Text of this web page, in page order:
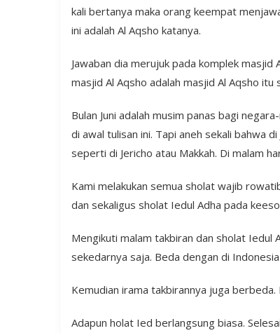
kali bertanya maka orang keempat
ini adalah Al Aqsho katanya.
Jawaban dia merujuk pada komplek
masjid Al Aqsho adalah masjid Al Aqsho
Bulan Juni adalah musim panas bagi
di awal tulisan ini. Tapi aneh sekali bahwa
seperti di Jericho atau Makkah. Di malam
Kami melakukan semua sholat wajib
dan sekaligus sholat Iedul Adha pada
Mengikuti malam takbiran dan sholat Iedul
sekedarnya saja. Beda dengan di
Kemudian irama takbirannya juga
Adapun holat Ied berlangsung biasa.